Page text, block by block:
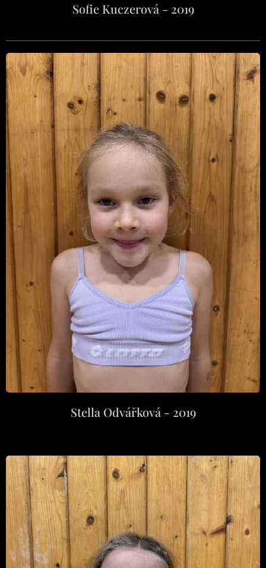
Sofie Kuczerová - 2019
Stella Odvářková - 2019